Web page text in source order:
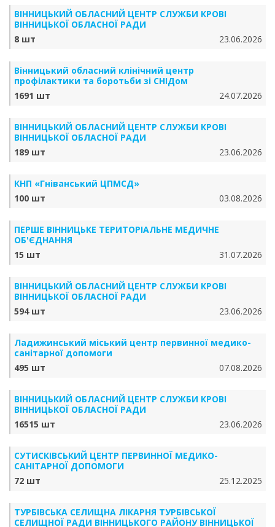
ВІННИЦЬКИЙ ОБЛАСНИЙ ЦЕНТР СЛУЖБИ КРОВІ
ВІННИЦЬКОЇ ОБЛАСНОЇ РАДИ
8 шт
23.06.2026
Вінницький обласний клінічний центр
профілактики та боротьби зі СНІДом
1691 шт
24.07.2026
ВІННИЦЬКИЙ ОБЛАСНИЙ ЦЕНТР СЛУЖБИ КРОВІ
ВІННИЦЬКОЇ ОБЛАСНОЇ РАДИ
189 шт
23.06.2026
КНП «Гніванський ЦПМСД»
100 шт
03.08.2026
ПЕРШЕ ВІННИЦЬКЕ ТЕРИТОРІАЛЬНЕ МЕДИЧНЕ
ОБ'ЄДНАННЯ
15 шт
31.07.2026
ВІННИЦЬКИЙ ОБЛАСНИЙ ЦЕНТР СЛУЖБИ КРОВІ
ВІННИЦЬКОЇ ОБЛАСНОЇ РАДИ
594 шт
23.06.2026
Ладижинський міський центр первинної медико-
санітарної допомоги
495 шт
07.08.2026
ВІННИЦЬКИЙ ОБЛАСНИЙ ЦЕНТР СЛУЖБИ КРОВІ
ВІННИЦЬКОЇ ОБЛАСНОЇ РАДИ
16515 шт
23.06.2026
СУТИСКІВСЬКИЙ ЦЕНТР ПЕРВИННОЇ МЕДИКО-
САНІТАРНОЇ ДОПОМОГИ
72 шт
25.12.2025
ТУРБІВСЬКА СЕЛИЩНА ЛІКАРНЯ ТУРБІВСЬКОЇ
СЕЛИЩНОЇ РАДИ ВІННИЦЬКОГО РАЙОНУ ВІННИЦЬКОЇ